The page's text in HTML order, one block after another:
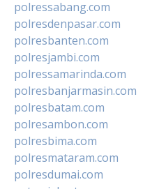
polressabang.com
polresdenpasar.com
polresbanten.com
polresjambi.com
polressamarinda.com
polresbanjarmasin.com
polresbatam.com
polresambon.com
polresbima.com
polresmataram.com
polresdumai.com